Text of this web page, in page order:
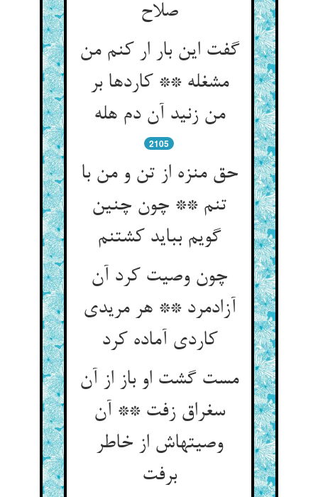
صلاح
گفت این بار ار کنم من
مشغله ** کاردها بر
من زنید آن دم هله
2105
حق منزه از تن و من با
تنم ** چون چنین
گویم بباید کشتنم
چون وصیت کرد آن
آزادمرد ** هر مریدی
کاردی آماده کرد
مست گشت او باز از آن
سغراق زفت ** آن
وصیتهاش از خاطر
برفت